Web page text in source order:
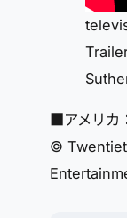
■アメリカ
©